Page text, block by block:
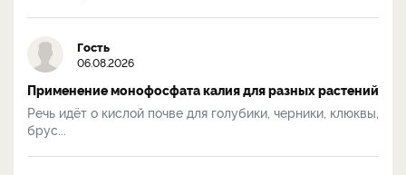
Гость
06.08.2026
Применение монофосфата калия для разных растений
Речь идёт о кислой почве для голубики, черники, клюквы,
брус...